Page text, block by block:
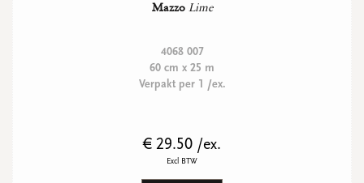
Mazzo Lime
4068 007
60 cm x 25 m
Verpakt per 1 /ex.
€ 29.50 /ex.
Excl BTW